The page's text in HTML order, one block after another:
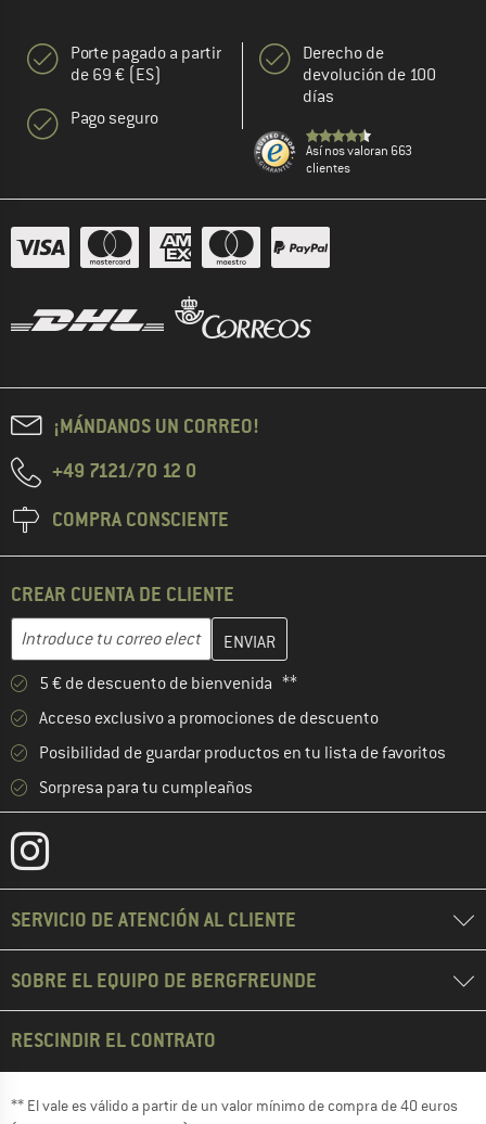
Porte pagado a partir
de 69 € (ES)
Pago seguro
Derecho de
devolución de 100
días
Así nos valoran 663
clientes
¡MÁNDANOS UN CORREO!
+49 7121/70 12 0
COMPRA CONSCIENTE
CREAR CUENTA DE CLIENTE
Dirección de correo electrónico
Introduce aquí tu dirección de correo electrónico y crea tu
5 € de descuento de bienvenida **
Acceso exclusivo a promociones de descuento
Posibilidad de guardar productos en tu lista de favoritos
Sorpresa para tu cumpleaños
SERVICIO DE ATENCIÓN AL CLIENTE
SOBRE EL EQUIPO DE BERGFREUNDE
RESCINDIR EL CONTRATO
** El vale es válido a partir de un valor mínimo de compra de 40 euros